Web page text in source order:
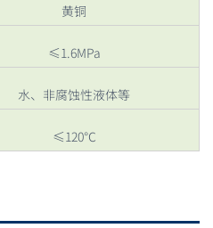
黄铜
≤1.6MPa
水、非腐蚀性液体等
≤120℃